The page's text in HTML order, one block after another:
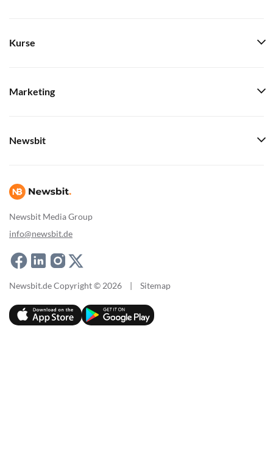
Newsbit Media Group
info@newsbit.de
Kurse
Marketing
Newsbit
Newsbit.de Copyright © 2026 | Sitemap